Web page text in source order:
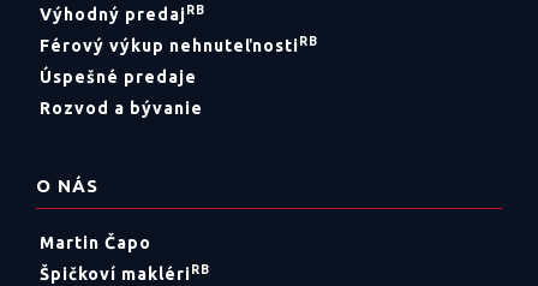
Výhodný predajRB
Férový výkup nehnuteľnostiRB
Úspešné predaje
Rozvod a bývanie
O NÁS
Martin Čapo
Špičkoví maklériRB